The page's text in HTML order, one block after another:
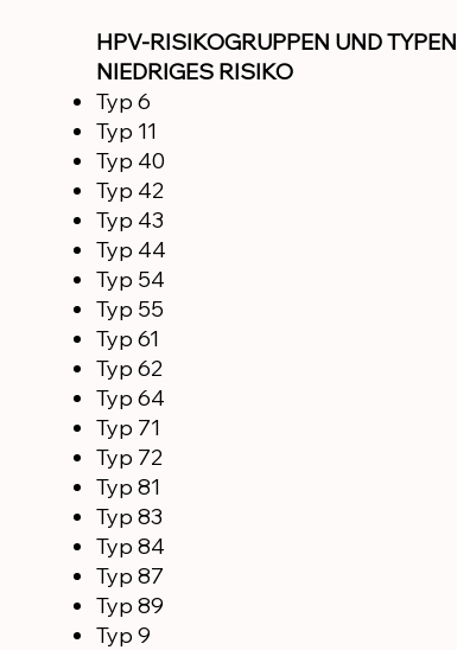
HPV-RISIKOGRUPPEN UND TYPEN
NIEDRIGES RISIKO
Typ 6
Typ 11
Typ 40
Typ 42
Typ 43
Typ 44
Typ 54
Typ 55
Typ 61
Typ 62
Typ 64
Typ 71
Typ 72
Typ 81
Typ 83
Typ 84
Typ 87
Typ 89
Typ 9